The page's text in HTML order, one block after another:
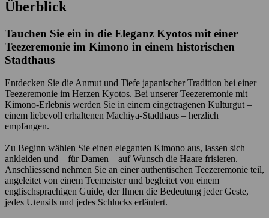
Überblick
Tauchen Sie ein in die Eleganz Kyotos mit einer
Teezeremonie im Kimono in einem historischen
Stadthaus
Entdecken Sie die Anmut und Tiefe japanischer Tradition bei einer
Teezeremonie im Herzen Kyotos. Bei unserer Teezeremonie mit
Kimono-Erlebnis werden Sie in einem eingetragenen Kulturgut –
einem liebevoll erhaltenen Machiya-Stadthaus – herzlich
empfangen.
Zu Beginn wählen Sie einen eleganten Kimono aus, lassen sich
ankleiden und – für Damen – auf Wunsch die Haare frisieren.
Anschliessend nehmen Sie an einer authentischen Teezeremonie teil,
angeleitet von einem Teemeister und begleitet von einem
englischsprachigen Guide, der Ihnen die Bedeutung jeder Geste,
jedes Utensils und jedes Schlucks erläutert.